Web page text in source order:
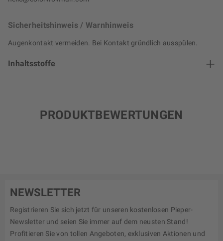
Sicherheitshinweis / Warnhinweis
Augenkontakt vermeiden. Bei Kontakt gründlich ausspülen.
Inhaltsstoffe
PRODUKTBEWERTUNGEN
NEWSLETTER
Registrieren Sie sich jetzt für unseren kostenlosen Pieper-
Newsletter und seien Sie immer auf dem neusten Stand!
Profitieren Sie von tollen Angeboten, exklusiven Aktionen und